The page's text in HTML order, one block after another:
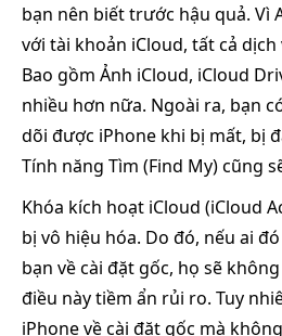
bạn nên biết trước hậu quả. Vì
với tài khoản iCloud, tất cả
Bao gồm Ảnh iCloud, iCloud
nhiều hơn nữa. Ngoài ra, bạn
dõi được iPhone khi bị mất, bị
Tính năng Tìm (Find My) cũng
Khóa kích hoạt iCloud (iCloud
bị vô hiệu hóa. Do đó, nếu ai
bạn về cài đặt gốc, họ sẽ
điều này tiềm ẩn rủi ro. Tuy
iPhone về cài đặt gốc mà